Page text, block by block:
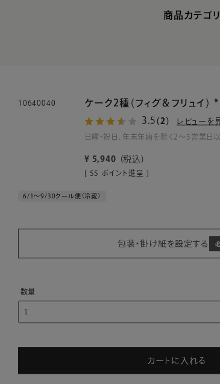
商品カテゴリ
10640040
ケーク2種（フィグ＆フリュイ） *
3.5 （2） レビューを
日曜・祝日、年末年始を除く2～5営業日
¥ 5,940 税込
[ 55 ポイント進呈 ]
6/1～9/30クール便〈冷蔵〉
包装・掛け紙を設定する
カートに入れる